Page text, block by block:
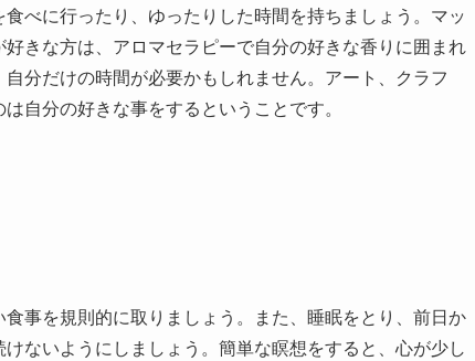
べに行ったり、ゆったりした時間を持ちましょう。マッ
きな方は、アロマセラピーで自分の好きな香りに囲まれ
分だけの時間が必要かもしれません。アート、クラフ
自分の好きな事をするということです。
事を規則的に取りましょう。また、睡眠をとり、前日か
ないようにしましょう。簡単な瞑想をすると、心が少し